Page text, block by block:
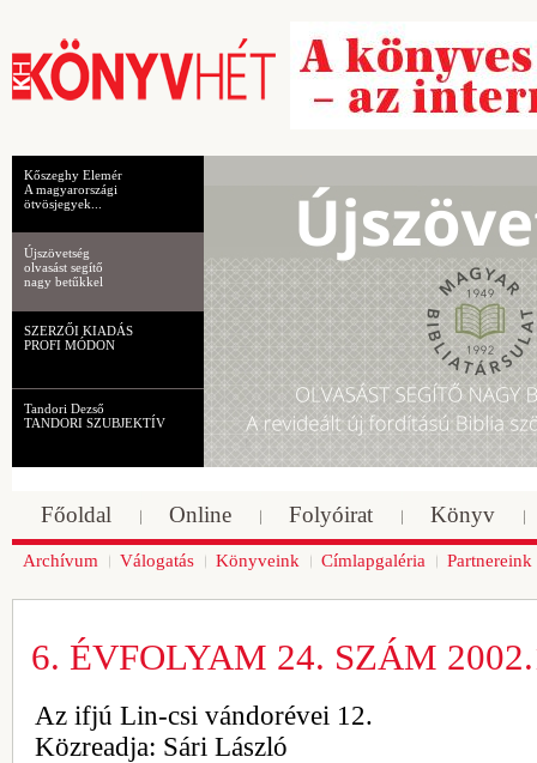
Kőszeghy Elemér
A magyarországi
ötvösjegyek...
Újszövetség
olvasást segítő
nagy betűkkel
SZERZŐI KIADÁS
PROFI MÓDON
Tandori Dezső
TANDORI SZUBJEKTÍV
Főoldal Online Folyóirat Könyv
Archívum Válogatás Könyveink Címlapgaléria Partnereink
6. ÉVFOLYAM 24. SZÁM
Az ifjú Lin-csi vándorévei 12.
Közreadja: Sári László